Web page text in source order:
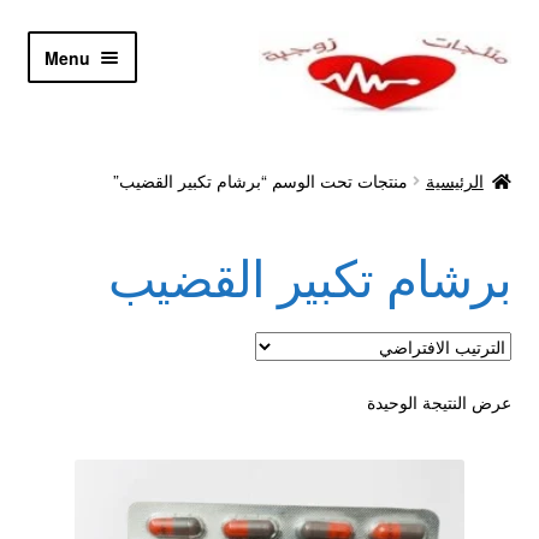
Skip
Skip
Menu
أدوية تكبير و تضخيم العضو
اتصل بنا
اتمام الطلب
ادوية تخسيس
اكسسوارات مثيره
الرئيسية منتجات تحت الوسم “برشام تكبير القضيب”
برشام تكبير القضيب
عرض النتيجة الوحيدة